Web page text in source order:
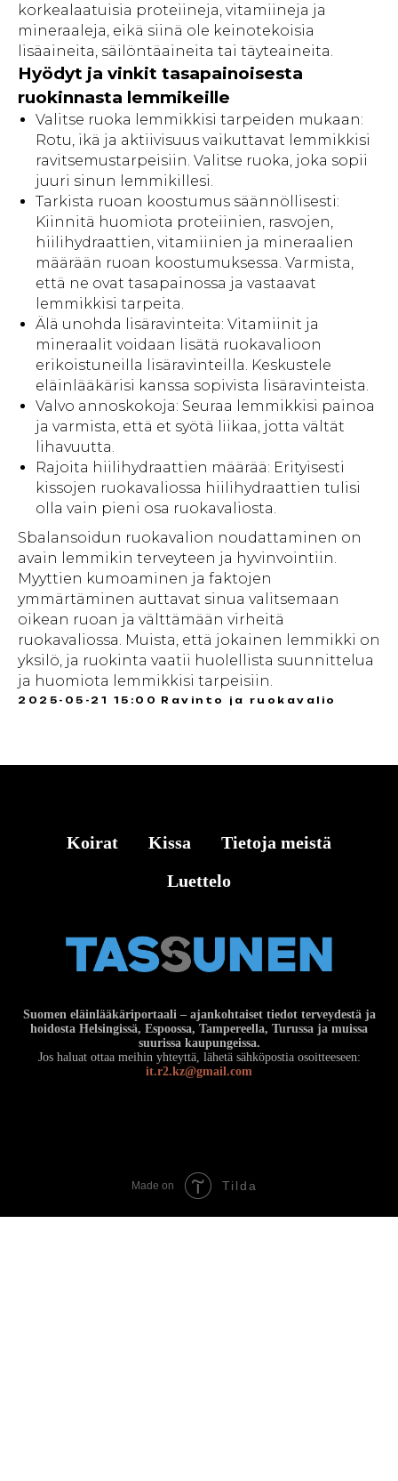
korkealaatuisia proteiineja, vitamiineja ja
mineraaleja, eikä siinä ole keinotekoisia
lisäaineita, säilöntäaineita tai täyteaineita.
Hyödyt ja vinkit tasapainoisesta
ruokinnasta lemmikeille
Valitse ruoka lemmikkisi tarpeiden mukaan:
Rotu, ikä ja aktiivisuus vaikuttavat lemmikkisi
ravitsemustarpeisiin. Valitse ruoka, joka sopii
juuri sinun lemmikillesi.
Tarkista ruoan koostumus säännöllisesti:
Kiinnitä huomiota proteiinien, rasvojen,
hiilihydraattien, vitamiinien ja mineraalien
määrään ruoan koostumuksessa. Varmista,
että ne ovat tasapainossa ja vastaavat
lemmikkisi tarpeita.
Älä unohda lisäravinteita: Vitamiinit ja
mineraalit voidaan lisätä ruokavalioon
erikoistuneilla lisäravinteilla. Keskustele
eläinlääkärisi kanssa sopivista lisäravinteista.
Valvo annoskokoja: Seuraa lemmikkisi painoa
ja varmista, että et syötä liikaa, jotta vältät
lihavuutta.
Rajoita hiilihydraattien määrää: Erityisesti
kissojen ruokavaliossa hiilihydraattien tulisi
olla vain pieni osa ruokavaliosta.
Sbalansoidun ruokavalion noudattaminen on
avain lemmikin terveyteen ja hyvinvointiin.
Myyttien kumoaminen ja faktojen
ymmärtäminen auttavat sinua valitsemaan
oikean ruoan ja välttämään virheitä
ruokavaliossa. Muista, että jokainen lemmikki on
yksilö, ja ruokinta vaatii huolellista suunnittelua
ja huomiota lemmikkisi tarpeisiin.
2025-05-21 15:00 Ravinto ja ruokavalio
Koirat Kissa
Tietoja meistä
Luettelo
Suomen eläinlääkäriportaali – ajankohtaiset tiedot terveydestä ja
hoidosta Helsingissä, Espoossa, Tampereella, Turussa ja muissa
suurissa kaupungeissa.
Jos haluat ottaa meihin yhteyttä, lähetä sähköpostia osoitteeseen:
it.r2.kz@gmail.com
Made on Tilda